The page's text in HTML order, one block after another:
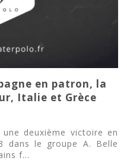
en patron, la
Italie et Grèce
deuxième victoire en
dans le groupe A. Belle
f...